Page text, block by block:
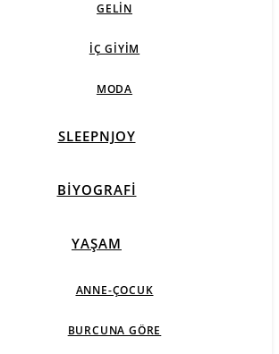
GELIN
İÇ GIYIM
MODA
SLEEPNJOY
BIYOGRAFI
YAŞAM
ANNE-ÇOCUK
BURCUNA GÖRE